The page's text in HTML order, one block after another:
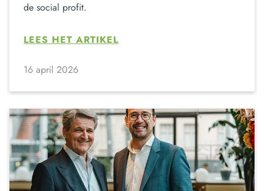
de social profit.
LEES HET ARTIKEL
16 april 2026